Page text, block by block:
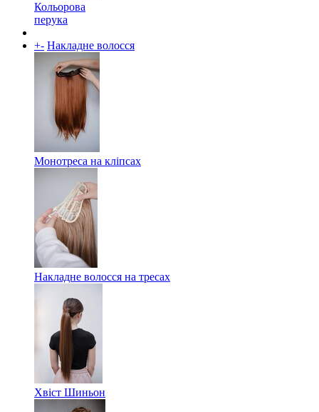
Кольорова
перука
+- Накладне волосся
Монотреса на кліпсах
Накладне волосся на тресах
Хвіст Шиньон